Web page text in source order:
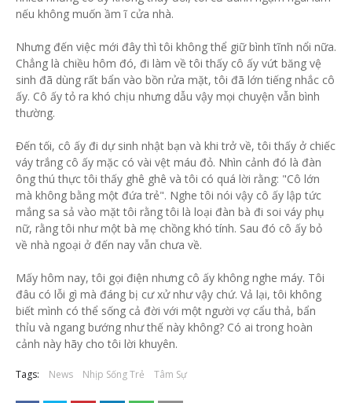
nếu không muốn ầm ĩ cửa nhà.
Nhưng đến việc mới đây thì tôi không thể giữ bình tĩnh nổi nữa.
Chẳng là chiều hôm đó, đi làm về tôi thấy cô ấy vứt băng vệ
sinh đã dùng rất bẩn vào bồn rửa mặt, tôi đã lớn tiếng nhắc cô
ấy. Cô ấy tỏ ra khó chịu nhưng dẫu vậy mọi chuyện vẫn bình
thường.
Đến tối, cô ấy đi dự sinh nhật bạn và khi trở về, tôi thấy ở chiếc
váy trắng cô ấy mặc có vài vệt máu đỏ. Nhìn cảnh đó là đàn
ông thú thực tôi thấy ghê ghê và tôi có quá lời rằng: "Cô lớn
mà không bằng một đứa trẻ". Nghe tôi nói vậy cô ấy lập tức
mắng sa sả vào mặt tôi rằng tôi là loại đàn bà đi soi váy phụ
nữ, rằng tôi như một bà mẹ chồng khó tính. Sau đó cô ấy bỏ
về nhà ngoại ở đến nay vẫn chưa về.
Mấy hôm nay, tôi gọi điện nhưng cô ấy không nghe máy. Tôi
đâu có lỗi gì mà đáng bị cư xử như vậy chứ. Vả lại, tôi không
biết mình có thể sống cả đời với một người vợ cẩu thả, bẩn
thỉu và ngang bướng như thế này không? Có ai trong hoàn
cảnh này hãy cho tôi lời khuyên.
Tags: News Nhịp Sống Trẻ Tâm Sự